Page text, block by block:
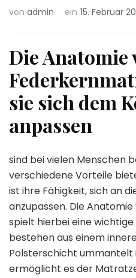
von admin ein 15. Februar
Die Anatomie
sie sich dem
anpassen
sind bei vielen Menschen
verschiedene Vorteile
ist ihre Fähigkeit, sich an
anzupassen. Die
spielt hierbei eine
bestehen aus einem
Polsterschicht ummantelt
ermöglicht es der